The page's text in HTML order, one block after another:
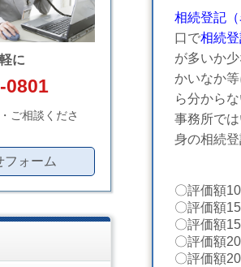
相続登記
口で相続
が多いか
かいなか
ら分から
事務所で
身の相続
〇評価額
〇評価額
〇評価額
〇評価額
〇評価額
に
0801
ご相談くださ
フォーム